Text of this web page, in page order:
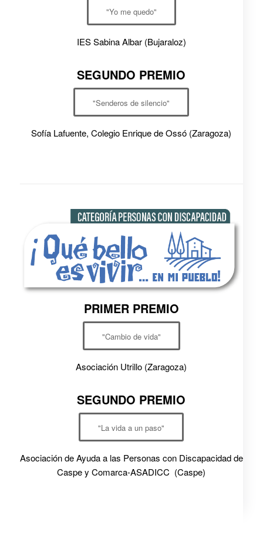
"Yo me quedo"
IES Sabina Albar (Bujaraloz)
SEGUNDO PREMIO
"Senderos de silencio"
Sofía Lafuente, Colegio Enrique de Ossó (Zaragoza)
PRIMER PREMIO
"Cambio de vida"
Asociación Utrillo (Zaragoza)
SEGUNDO PREMIO
"La vida a un paso"
Asociación de Ayuda a las Personas con Discapacidad de
Caspe y Comarca-ASADICC (Caspe)